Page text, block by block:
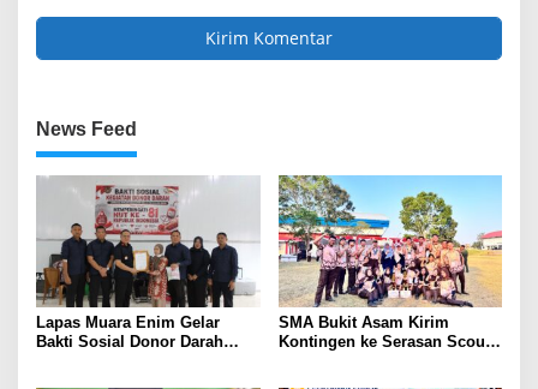
News Feed
Lapas Muara Enim Gelar
Bakti Sosial Donor Darah
SMA Bukit Asam Kirim
Kontingen ke Serasan Scout